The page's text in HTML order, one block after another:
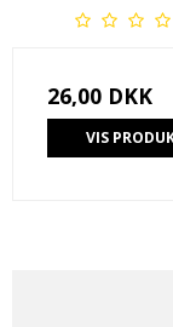
26,00 DKK
VIS